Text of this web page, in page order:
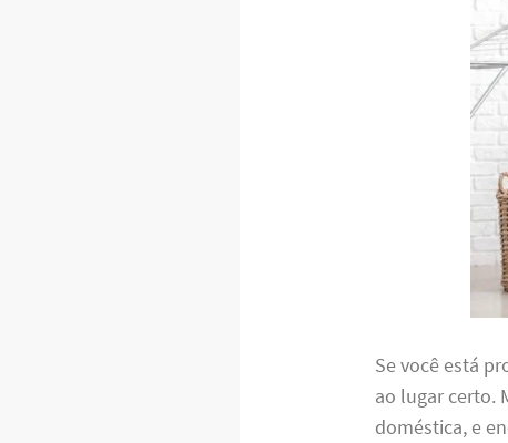
Se você está
ao lugar certo.
doméstica, e